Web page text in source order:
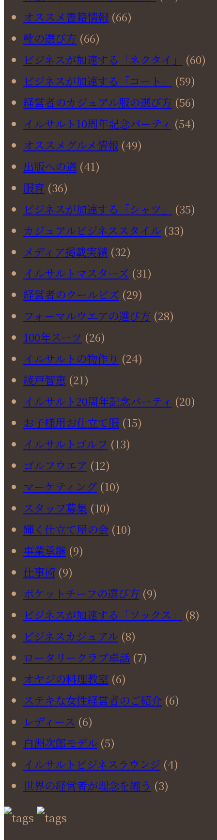
オススメ書籍情報 (66)
靴の選び方 (66)
ビジネスが加速する「ネクタイ」
(60)
ビジネスが加速する「コート」
(59)
経営者のカジュアル服の選び方 (56)
イルサルト10周年記念パーティ (54)
オススメグルメ情報 (49)
出版への道 (41)
服育 (36)
ビジネスが加速する「シャツ」
(35)
カジュアルビジネススタイル (33)
メディア掲載実績 (32)
イルサルトマスターズ (31)
経営者のクールビズ (29)
フォーマルウエアの選び方 (28)
100年スーツ (26)
イルサルトの物作り (24)
綾戸智恵 (21)
イルサルト20周年記念パーティ (20)
お子様用お仕立て服 (15)
イルサルトゴルフ (13)
ゴルフウエア (12)
マーケティング(10)
スタッフ募集 (10)
輝く仕立て屋の会 (10)
事業承継 (9)
仕事術 (9)
ポケットチーフの選び方 (9)
ビジネスが加速する「ソックス」
(8)
ビジネスカジュアル (8)
ロータリークラブ卓話 (7)
オヤジの料理教室 (6)
ステキな女性経営者のご紹介 (6)
レディース (6)
白洲次郎モデル (5)
イルサルトビジネスラウンジ (4)
世界の経営者が理念を纏う (3)